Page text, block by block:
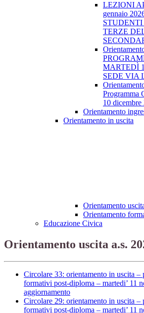
LEZIONI
gennaio
TERZE
MARTEDÌ
SEDE VIA
Programma
10 dicembre
Orientamento
Orientamento in uscita
Orientamento
Orientamento
Educazione Civica
Orientamento uscita a.s.
Circolare 33: orientamento in uscita –
formativi post-diploma – martedi’ 11
aggiornamento
Circolare 29: orientamento in uscita –
formativi post-diploma – martedi’ 11